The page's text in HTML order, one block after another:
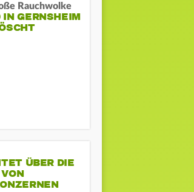
Rauchwolke
GERNSHEIM E
ÜBER DIE